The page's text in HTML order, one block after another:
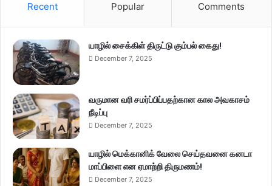
Recent Popular Comments
யாழில் சைக்கிள் திருட்டு கும்பல் கைது!
December 7, 2025
வருமான வரி சமர்ப்பிப்பதற்கான கால அவகாசம்
நீடிப்பு
December 7, 2025
யாழில் மெக்கானிக் வேலை செய்தவனை கனடா
மாப்பிளை என ஏமாற்றி திருமணம்!
December 7, 2025